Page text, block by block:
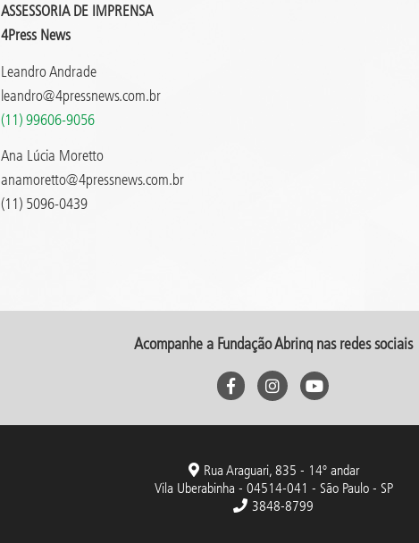
ASSESSORIA DE IMPRENSA
4Press News
Leandro Andrade
leandro@4pressnews.com.br
(11) 99606-9056
Ana Lúcia Moretto
anamoretto@4pressnews.com.br
(11) 5096-0439
Acompanhe a Fundação Abrinq nas redes sociais
Rua Araguari, 835 - 14º andar
Vila Uberabinha - 04514-041 - São Paulo - SP
3848-8799